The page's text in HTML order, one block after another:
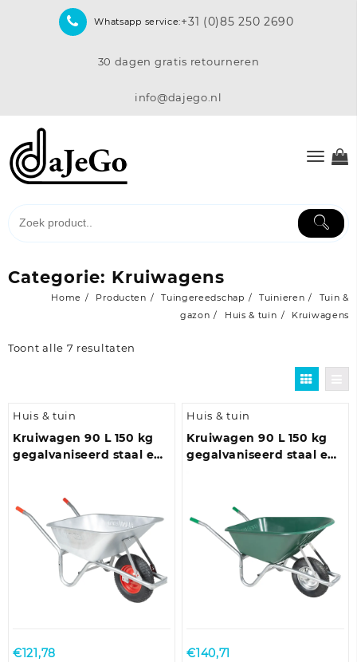
Whatsapp service:+31 (0)85 250 2690
30 dagen gratis retourneren
info@dajego.nl
Categorie: Kruiwagens
Home Producten Tuingereedschap Tuinieren
Tuin &
gazon
Huis & tuin Kruiwagens
Toont alle 7 resultaten
Huis & tuin
Kruiwagen 90 L 150 kg
gegalvaniseerd staal en
€121,78
Huis & tuin
Kruiwagen 90 L 150 kg
gegalvaniseerd staal en
€140,71